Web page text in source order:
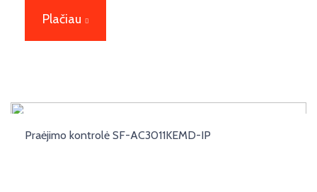
Plačiau
Praėjimo kontrolė SF-AC3011KEMD-IP